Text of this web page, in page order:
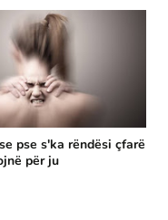
pse s'ka rëndësi çfarë
për ju